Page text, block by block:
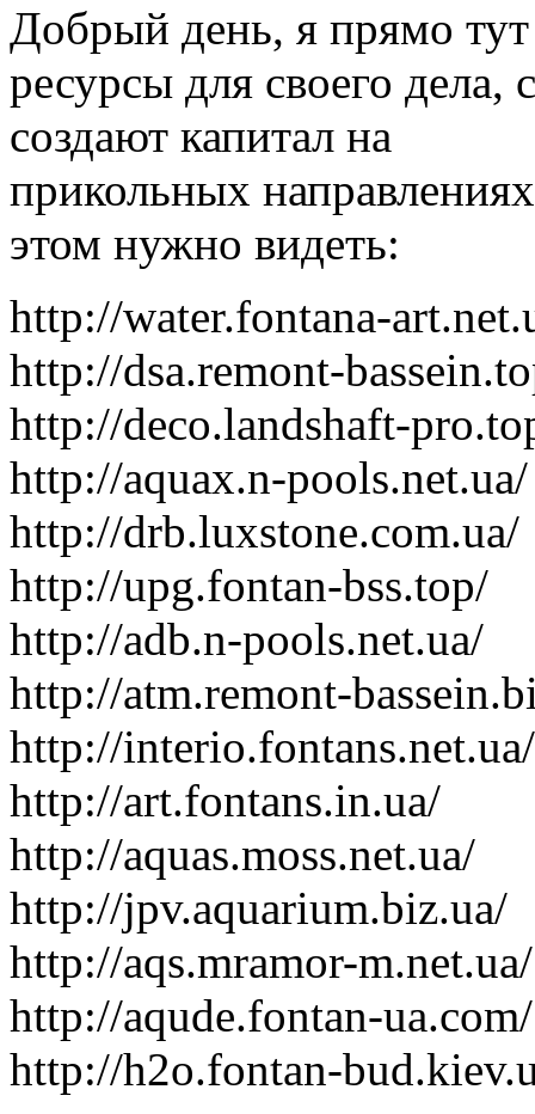
Добрый день, я прямо
ресурсы для своего дела,
создают капитал на
прикольных
этом нужно видеть:
http://water.fontana-
http://dsa.remont-
http://deco.landshaft-
http://aquax.n-pools.net.ua/
http://drb.luxstone.com.ua/
http://upg.fontan-bss.top/
http://adb.n-pools.net.ua/
http://atm.remont-
http://interio.fontans.net.ua/
http://art.fontans.in.ua/
http://aquas.moss.net.ua/
http://jpv.aquarium.biz.ua/
http://aqs.mramor-m.net.ua/
http://aqude.fontan-ua.com/
http://h2o.fontan-